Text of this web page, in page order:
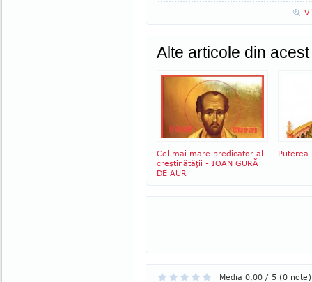
Alte articole din
Cel mai mare predicator al
creştinătăţii - IOAN GURĂ
DE AUR
Puterea
Media 0,00 / 5 (0 note)